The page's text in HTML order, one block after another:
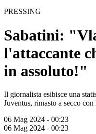
PRESSING
Sabatini:
l'attaccante
in assoluto!"
Il giornalista esibisce una
Juventus, rimasto a secco con
06 Mag 2024 - 00:23
06 Mag 2024 - 00:23